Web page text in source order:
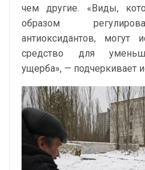
чем другие. «Виды,
образом
антиоксидантов, могут
средство для
ущерба», — подчеркивает